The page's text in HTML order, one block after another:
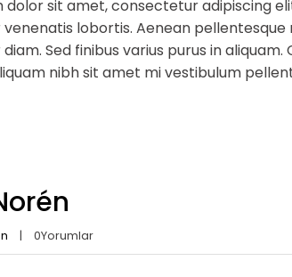
dolor sit amet, consectetur adipiscing
lobortis. Aenean pellentesque
Sed finibus varius purus in
nibh sit amet mi vestibulum
0Yorumlar